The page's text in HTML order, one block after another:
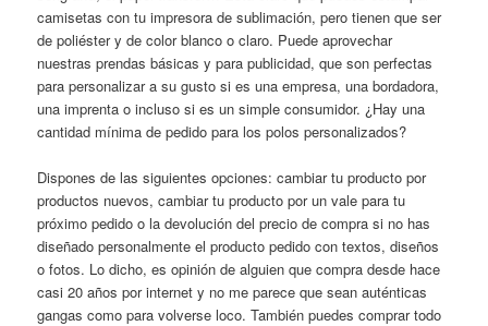
camisetas con tu impresora de sublimación, pero tienen que ser
de poliéster y de color blanco o claro. Puede aprovechar
nuestras prendas básicas y para publicidad, que son perfectas
para personalizar a su gusto si es una empresa, una bordadora,
una imprenta o incluso si es un simple consumidor. ¿Hay una
cantidad mínima de pedido para los polos personalizados?
Dispones de las siguientes opciones: cambiar tu producto por
productos nuevos, cambiar tu producto por un vale para tu
próximo pedido o la devolución del precio de compra si no has
diseñado personalmente el producto pedido con textos, diseños
o fotos. Lo dicho, es opinión de alguien que compra desde hace
casi 20 años por internet y no me parece que sean auténticas
gangas como para volverse loco. También puedes comprar todo